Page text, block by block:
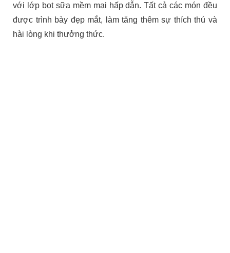
với lớp bọt sữa mềm mại hấp dẫn. Tất cả các món đều
được trình bày đẹp mắt, làm tăng thêm sự thích thú và
hài lòng khi thưởng thức.